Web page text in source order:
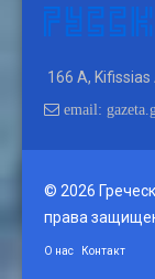
166 A,
email:
© 2026
права
О нас Контакт